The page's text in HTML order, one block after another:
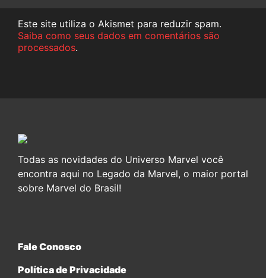
Este site utiliza o Akismet para reduzir spam.
Saiba como seus dados em comentários são
processados.
Todas as novidades do Universo Marvel você
encontra aqui no Legado da Marvel, o maior portal
sobre Marvel do Brasil!
Fale Conosco
Política de Privacidade